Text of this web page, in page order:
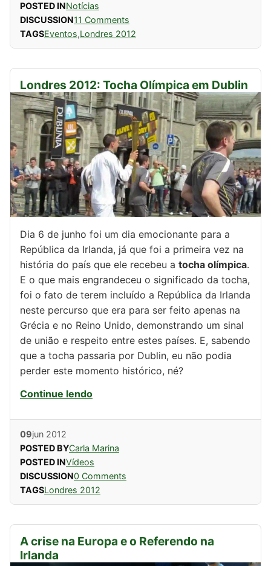
POSTED INNotícias
DISCUSSION11 Comments
TAGSEventos,Londres 2012
Londres 2012: Tocha Olímpica em Dublin
Dia 6 de junho foi um dia emocionante para a
República da Irlanda, já que foi a primeira vez na
história do país que ele recebeu a tocha olímpica.
E o que mais engrandeceu o significado da tocha,
foi o fato de terem incluído a República da Irlanda
neste percurso que era para ser feito apenas na
Grécia e no Reino Unido, demonstrando um sinal
de união e respeito entre estes países. E, sabendo
que a tocha passaria por Dublin, eu não podia
perder este momento histórico, né?
Continue lendo
09jun 2012
POSTED BYCarla Marina
POSTED INVídeos
DISCUSSION0 Comments
TAGSLondres 2012
A crise na Europa e o Referendo na
Irlanda